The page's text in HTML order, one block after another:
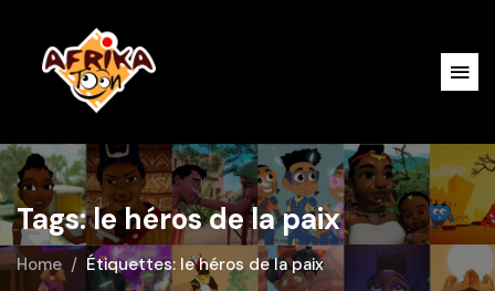
Tags: le héros de la paix
Home Étiquettes: le héros de la paix